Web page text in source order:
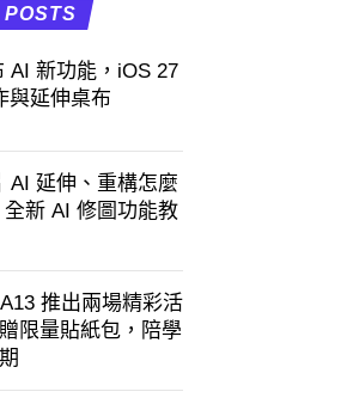
AI 新功能，iOS 27
與延伸桌布
AI 延伸、重構怎麼
全新 AI 修圖功能教
推出兩場精彩活
限量貼紙包，陪學